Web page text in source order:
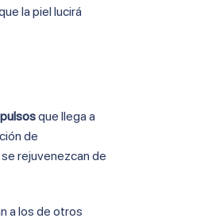
la piel lucirá
que llega a
de
rejuvenezcan de
a los de otros